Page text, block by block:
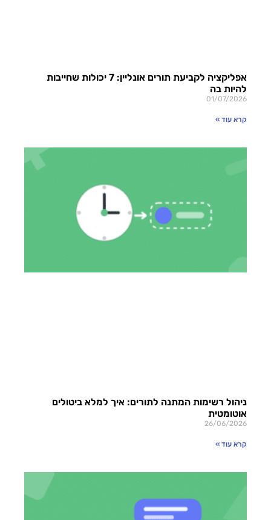
אפליקציה לקביעת תורים אונליין: 7 יכולות שחייבות
להיות בה
01/07/2026
קרא עוד »
ניהול רשימות המתנה לתורים: איך למלא ביטולים
אוטומטית
26/06/2026
קרא עוד »